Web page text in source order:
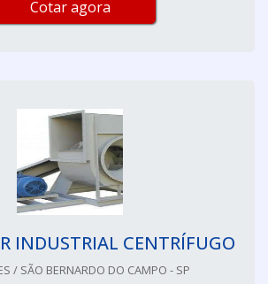
Cotar agora
INDUSTRIAL CENTRÍFUGO
/ SÃO BERNARDO DO CAMPO - SP